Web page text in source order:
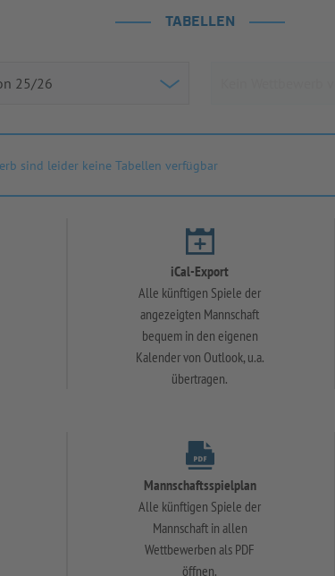
TABELLEN
sind leider keine Tabellen verfügbar
iCal-Export
Alle künftigen Spiele der
angezeigten Mannschaft
bequem in den eigenen
Kalender von Outlook, u.a.
übertragen.
Mannschaftsspielplan
Alle künftigen Spiele der
Mannschaft in allen
Wettbewerben als PDF
öffnen.